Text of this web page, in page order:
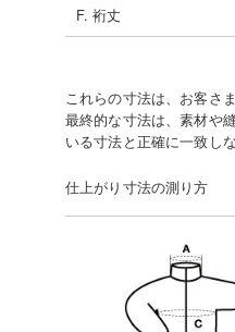
F. 裄丈
これらの寸法は、お客さ
最終的な寸法は、素材や
いる寸法と正確に一致し
仕上がり寸法の測り方